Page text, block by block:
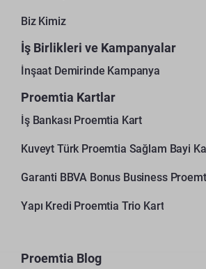
Biz Kimiz
İş Birlikleri ve Kampanyalar
İnşaat Demirinde Kampanya
Proemtia Kartlar
İş Bankası Proemtia Kart
Kuveyt Türk Proemtia Sağlam Bayi
Garanti BBVA Bonus Business
Yapı Kredi Proemtia Trio Kart
Proemtia Blog